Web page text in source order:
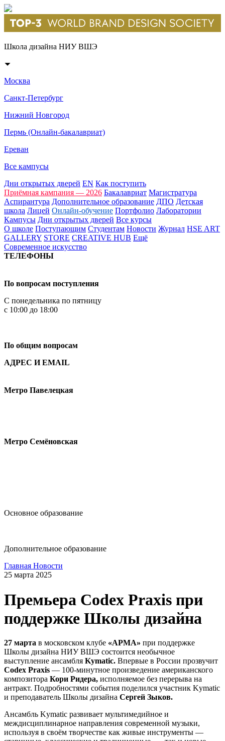
Школа дизайна НИУ ВШЭ
Москва
Санкт-Петербург
Нижний Новгород
Пермь (Онлайн-бакалавриат)
Ереван
Все кампусы
Дни открытых дверей EN Как поступить
Приёмная кампания — 2026 Бакалавриат Магистратура
Аспирантура Дополнительное образование ДПО Детская
школа Лицей Онлайн-обучение Портфолио Лаборатории
Кампусы Дни открытых дверей Все курсы
О школе Поступающим Студентам Новости Журнал HSE ART
GALLERY STORE CREATIVE HUB Ещё
Современное искусство
ТЕЛЕФОНЫ
По вопросам поступления
С понедельника по пятницу
с 10:00 до 18:00
По общим вопросам
АДРЕС И EMAIL
Метро Павелецкая
Метро Семёновская
Основное образование
Дополнительное образование
Главная Новости
25 марта 2025
Премьера Codex Praxis при
поддержке Школы дизайна
27 марта в московском клубе «АРМА» при поддержке
Школы дизайна НИУ ВШЭ состоится необычное
выступление ансамбля Kymatic. Впервые в России прозвучит
Codex Praxis — 100-минутное произведение американского
композитора Кори Ридера, исполняемое без перерыва на
антракт. Подробностями события поделился участник Kymatic
и преподаватель Школы дизайна Сергей Зыков.
Ансамбль Kymatic развивает мультимедийное и
междисциплинарное направления современной музыки,
используя в своём творчестве как живые инструменты —